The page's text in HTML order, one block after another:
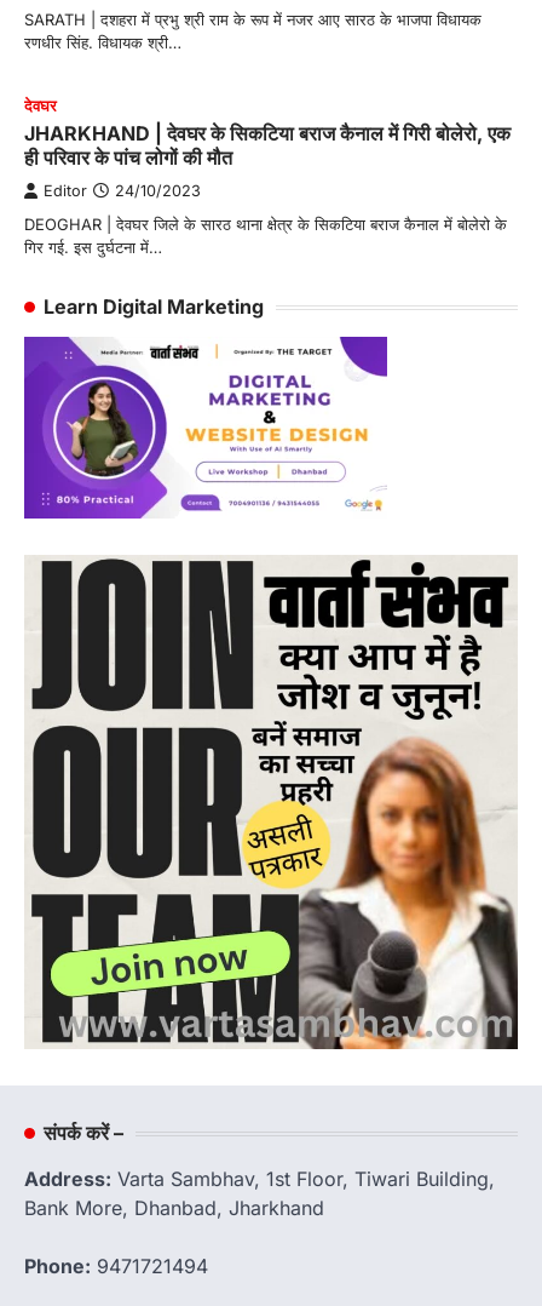
SARATH | दशहरा में प्रभु श्री राम के रूप में नजर आए सारठ के भाजपा विधायक
रणधीर सिंह. विधायक श्री…
देवघर
JHARKHAND | देवघर के सिकटिया बराज कैनाल में गिरी बोलेरो, एक
ही परिवार के पांच लोगों की मौत
Editor 24/10/2023
DEOGHAR | देवघर जिले के सारठ थाना क्षेत्र के सिकटिया बराज कैनाल में बोलेरो के
गिर गई. इस दुर्घटना में…
Learn Digital Marketing
संपर्क करें –
Address: Varta Sambhav, 1st Floor, Tiwari Building,
Bank More, Dhanbad, Jharkhand
Phone: 9471721494